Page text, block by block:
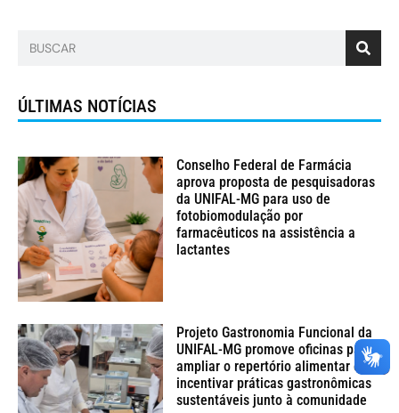
ÚLTIMAS NOTÍCIAS
Conselho Federal de Farmácia
aprova proposta de pesquisadoras
da UNIFAL-MG para uso de
fotobiomodulação por
farmacêuticos na assistência a
lactantes
Projeto Gastronomia Funcional da
UNIFAL-MG promove oficinas para
ampliar o repertório alimentar e
incentivar práticas gastronômicas
sustentáveis junto à comunidade